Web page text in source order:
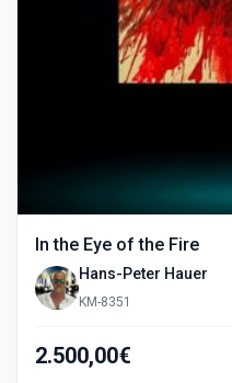
In the Eye of the Fire
Hans-Peter Hauer
KM-8351
2.500,00€